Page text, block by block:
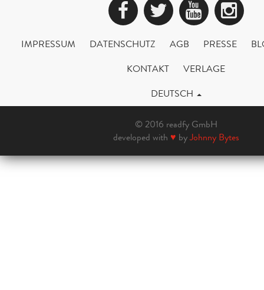
Facebook
Twitter
IMPRESSUM DATENSCHUTZ AGB PRESSE
KONTAKT
VERLAGE
DEUTSCH
© 2016 readfy GmbH
developed with ♥ byJohnny Bytes